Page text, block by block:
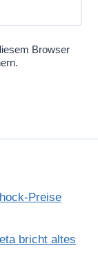
Browser
Preise
bricht altes